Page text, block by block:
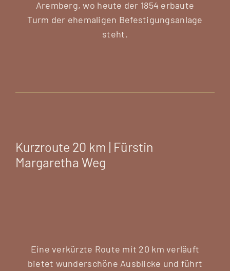
Aremberg, wo heute der 1854 erbaute
Turm der ehemaligen Befestigungsanlage
steht.
Kurzroute 20 km | Fürstin
Margaretha Weg
Eine verkürzte Route mit 20 km verläuft
bietet wunderschöne Ausblicke und führt